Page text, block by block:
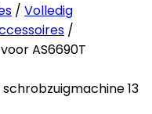
/ Volledig
/
AS6690T
13